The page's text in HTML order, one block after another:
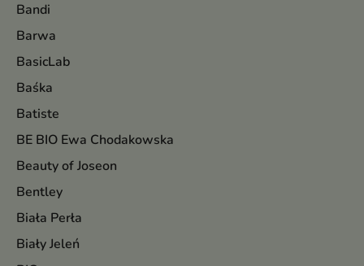
Bandi
Barwa
BasicLab
Baśka
Batiste
BE BIO Ewa Chodakowska
Beauty of Joseon
Bentley
Biała Perła
Biały Jeleń